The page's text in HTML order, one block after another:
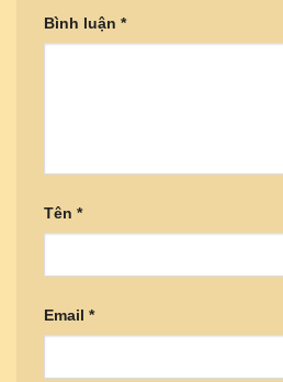
Bình luận *
Tên *
Email *